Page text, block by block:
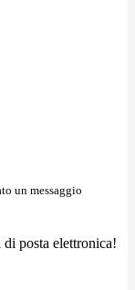
un messaggio
posta elettronica!